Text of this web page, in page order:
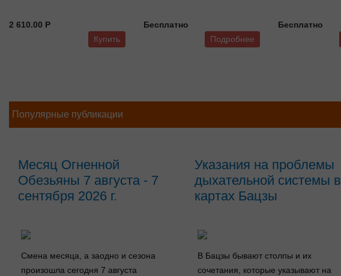
2 610.00 P
Купить
Бесплатно
Подробнее
Бесплатно
Популярные публикации
Месяц Огненной
Обезьяны 7 августа - 7
сентября 2026 г.
Смена месяца, а заодно и сезона
произошла сегодня 7 августа
Указания на проблемы
дыхательной системы в
картах Бацзы
В Бацзы бывают столпы и их
сочетания, которые указывают на